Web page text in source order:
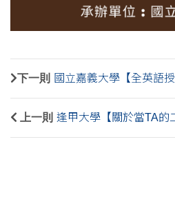
下一則 國立嘉義大學【全英語
上一則 逢甲大學【關於當TA的